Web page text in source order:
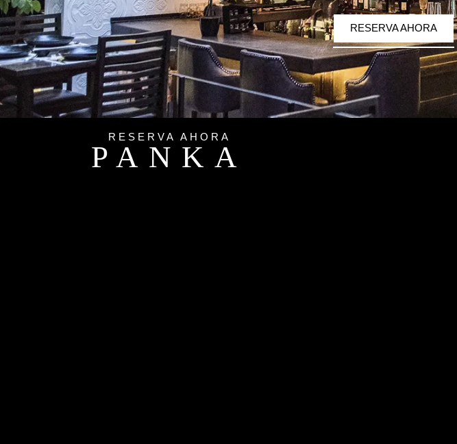
RESERVA AHORA
RESERVA AHORA
PANKA